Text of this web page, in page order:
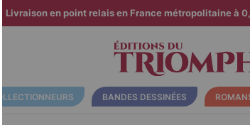
Livraison en point relais en France métropolitaine à
BANDES DESSINÉES